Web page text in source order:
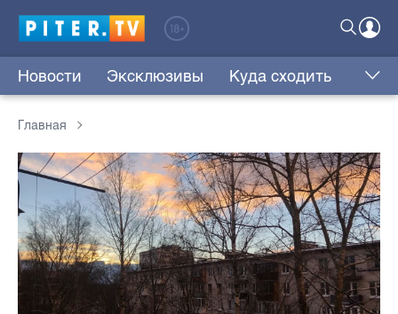
Новости Эксклюзивы Куда сходить
Главная